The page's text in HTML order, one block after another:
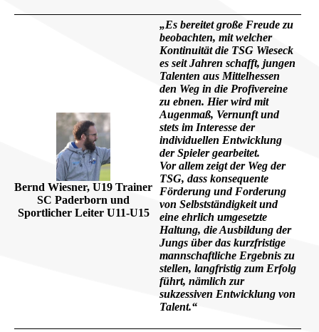
Bernd Wiesner, U19 Trainer
SC Paderborn und
Sportlicher Leiter U11-U15
„Es bereitet große Freude zu
beobachten, mit welcher
Kontinuität die TSG Wieseck
es seit Jahren schafft, jungen
Talenten aus Mittelhessen
den Weg in die Profivereine
zu ebnen. Hier wird mit
Augenmaß, Vernunft und
stets im Interesse der
individuellen Entwicklung
der Spieler gearbeitet.
Vor allem zeigt der Weg der
TSG, dass konsequente
Förderung und Forderung
von Selbstständigkeit und
eine ehrlich umgesetzte
Haltung, die Ausbildung der
Jungs über das kurzfristige
mannschaftliche Ergebnis zu
stellen, langfristig zum Erfolg
führt, nämlich zur
sukzessiven Entwicklung von
Talent.“